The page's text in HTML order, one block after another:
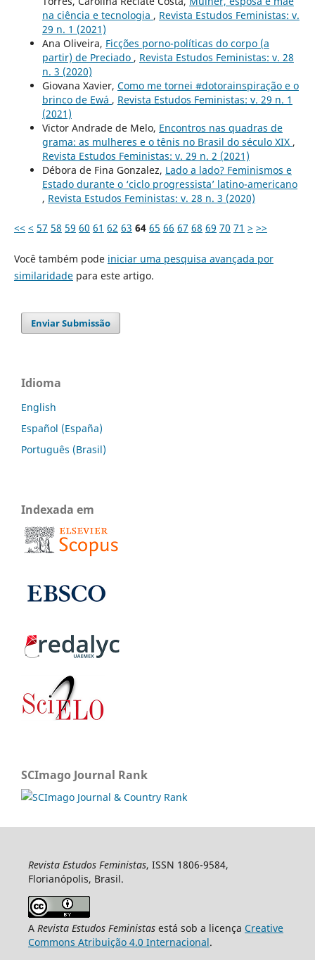
na ciência e tecnologia , Revista Estudos Feministas: v.
29 n. 1 (2021)
Ana Oliveira, Ficções porno-políticas do corpo (a
partir) de Preciado , Revista Estudos Feministas: v. 28
n. 3 (2020)
Giovana Xavier, Como me tornei #dotorainspiração e o
brinco de Ewá , Revista Estudos Feministas: v. 29 n. 1
(2021)
Victor Andrade de Melo, Encontros nas quadras de
grama: as mulheres e o tênis no Brasil do século XIX ,
Revista Estudos Feministas: v. 29 n. 2 (2021)
Débora de Fina Gonzalez, Lado a lado? Feminismos e
Estado durante o ‘ciclo progressista’ latino-americano
, Revista Estudos Feministas: v. 28 n. 3 (2020)
<< < 57 58 59 60 61 62 63 64 65 66 67 68 69 70 71 > >>
Você também pode iniciar uma pesquisa avançada por
similaridadepara este artigo.
Enviar Submissão
Idioma
English
Español (España)
Português (Brasil)
Indexada em
SCImago Journal Rank
Revista Estudos Feministas, ISSN 1806-9584,
Florianópolis, Brasil.
A Revista Estudos Feministasestá sob a licença Creative
Commons Atribuição 4.0 Internacional.